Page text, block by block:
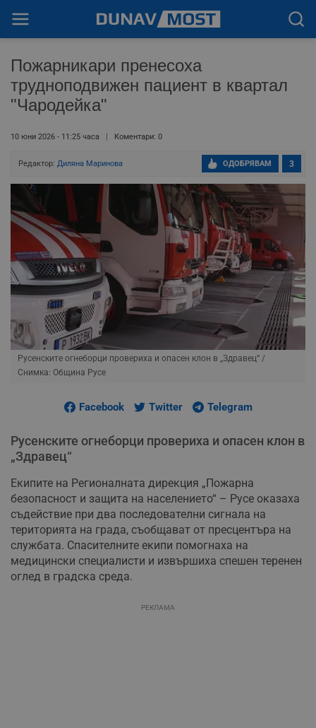
Пожарникари пренесоха
трудноподвижен пациент в квартал
"Чародейка"
10 юни 2026 - 11:25 часа Коментари: 0
Редактор: Диляна Маринова 3
ОДОБРЯВАМ
Русенските огнеборци провериха и опасен клон в „Здравец“ /
Снимка: Община Русе
Facebook Twitter Telegram
Русенските огнеборци провериха и опасен клон в
„Здравец“
Екипите на Регионалната дирекция „Пожарна
безопасност и защита на населението“ – Русе оказаха
съдействие при два последователни сигнала на
територията на града, съобщават от пресцентъра на
службата. Спасителните екипи помогнаха на
медицински специалисти и извършиха спешен теренен
оглед в градска среда.
РЕКЛАМА